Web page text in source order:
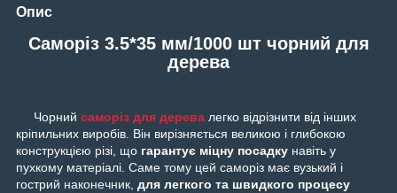
Опис
Саморіз 3.5*35 мм/1000 шт чорний для
дерева
Чорний саморіз для дерева легко відрізнити від інших
кріпильних виробів. Він вирізняється великою і глибокою
конструкцією різі, що гарантує міцну посадку навіть у
пухкому матеріалі. Саме тому цей саморіз має вузький і
гострий наконечник, для легкого та швидкого процесу